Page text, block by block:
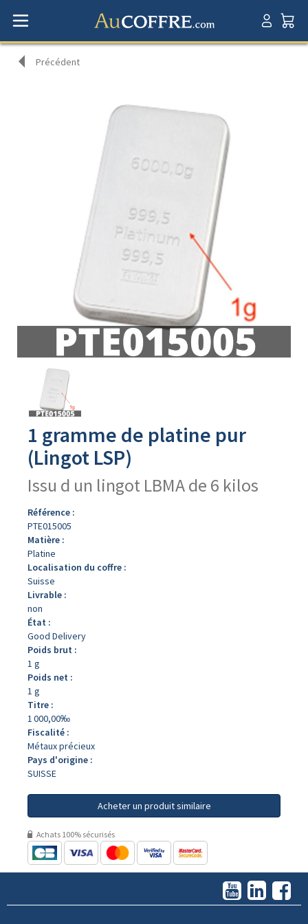
Précédent
produit
1 gramme de platine pur
(Lingot LSP)
Issu d un lingot LBMA de 6 kilos
Référence :
PTE015005
Matière :
Platine
Localisation du coffre :
Suisse
Livrable :
non
État :
Good Delivery
Poids brut :
1 g
Poids net :
1 g
Titre :
1 000,00‰
Fiscalité :
Métaux précieux
Pays d'origine :
SUISSE
Acheter un produit similaire
Achats 100% sécurisés